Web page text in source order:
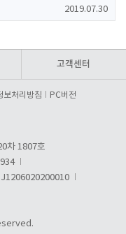
2019.07.30
고객센터
보처리방침 PC버전
차 1807호
J1206020200010